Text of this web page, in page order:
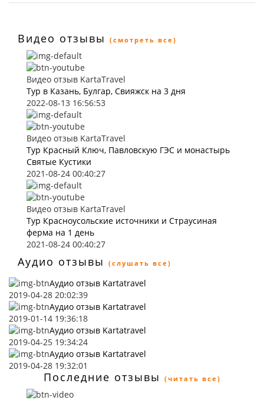
Видео отзывы (смотреть все)
Видео отзыв KartaTravel
Тур в Казань, Булгар, Свияжск на 3 дня
2022-08-13 16:56:53
Видео отзыв KartaTravel
Тур Красный Ключ, Павловскую ГЭС и монастырь
Святые Кустики
2021-08-24 00:40:27
Видео отзыв KartaTravel
Тур Красноусольские источники и Страусиная
ферма на 1 день
2021-08-24 00:40:27
Аудио отзывы (слушать все)
Аудио отзыв Kartatravel
2019-04-28 20:02:39
Аудио отзыв Kartatravel
2019-01-14 19:36:18
Аудио отзыв Kartatravel
2019-04-25 19:34:24
Аудио отзыв Kartatravel
2019-04-28 19:32:01
Последние отзывы (читать все)